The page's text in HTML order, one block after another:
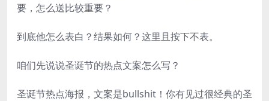
要，怎么送比较重要？
到底他怎么表白？结果如何？这里且按下不表。
咱们先说说圣诞节的热点文案怎么写？
圣诞节热点海报，文案是bullshit！你有见过很经典的圣